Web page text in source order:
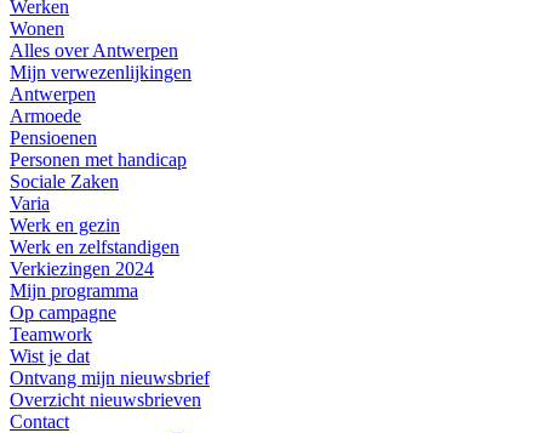
Werken
Wonen
Alles over Antwerpen
Mijn verwezenlijkingen
Antwerpen
Armoede
Pensioenen
Personen met handicap
Sociale Zaken
Varia
Werk en gezin
Werk en zelfstandigen
Verkiezingen 2024
Mijn programma
Op campagne
Teamwork
Wist je dat
Ontvang mijn nieuwsbrief
Overzicht nieuwsbrieven
Contact